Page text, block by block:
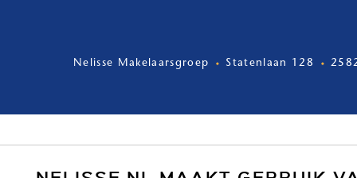
Nelisse Makelaarsgroep Statenlaan 128